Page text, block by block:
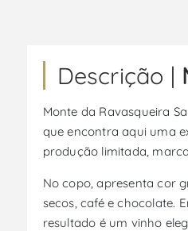
Descrição |
Monte da Ravasqueira
que encontra aqui uma
produção limitada,
No copo, apresenta cor
secos, café e chocolate.
resultado é um vinho